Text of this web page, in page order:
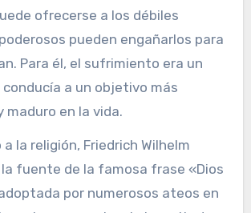
ofrecerse a los débiles
pueden engañarlos para
Para él, el sufrimiento era un
a un objetivo más
en la vida.
la religión, Friedrich Wilhelm
fuente de la famosa frase «Dios
por numerosos ateos en